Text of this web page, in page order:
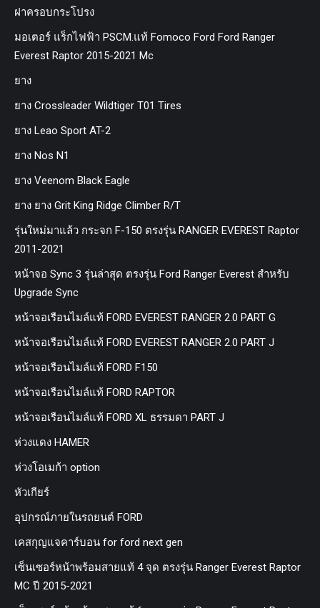
ฝาครอบกระโปรง
มอเตอร์ แร็กไฟฟ้า PSCM.แท้ Fomoco Ford Ford Ranger
Everest Raptor 2015-2021 Mc
ยาง
ยาง Crossleader Wildtiger T01 Tires
ยาง Leao Sport AT-2
ยาง Nos N1
ยาง Veenom Black Eagle
ยาง ยาง Grit King Ridge Climber R/T
รุ่นใหม่มาแล้ว กระจก F-150 ตรงรุ่น RANGER EVEREST Raptor
2011-2021
หน้าจอ Sync 3 รุ่นล่าสุด ตรงรุ่น Ford Ranger Everest สำหรับ
Upgrade Sync
หน้าจอเรือนไมล์แท้ FORD EVEREST RANGER 2.0 PART G
หน้าจอเรือนไมล์แท้ FORD EVEREST RANGER 2.0 PART J
หน้าจอเรือนไมล์แท้ FORD F150
หน้าจอเรือนไมล์แท้ FORD RAPTOR
หน้าจอเรือนไมล์แท้ FORD XL ธรรมดา PART J
ห่วงแดง HAMER
ห่วงโอเมก้า option
หัวเกียร์
อุปกรณ์ภายในรถยนต์ FORD
เคสกุญแจคาร์บอน for ford next gen
เซ็นเซอร์หน้าพร้อมสายแท้ 4 จุด ตรงรุ่น Ranger Everest Raptor
MC ปี 2015-2021